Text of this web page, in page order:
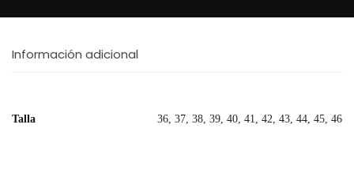
Información adicional
Talla 36, 37, 38, 39, 40, 41, 42, 43, 44, 45, 46